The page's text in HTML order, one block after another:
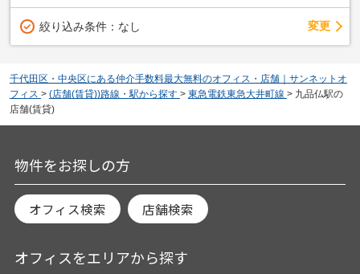
絞り込み条件： なし 変更
千代田区・中央区にある仲介手数料最大無料のオフィス・店舗｜サンネットオ
フィス > (店舗(賃貸))路線・駅から探す > 東急電鉄東急大井町線 > 九品仏駅の
店舗(賃貸)
物件をお探しの方
オフィス検索 店舗検索
オフィスをエリアから探す